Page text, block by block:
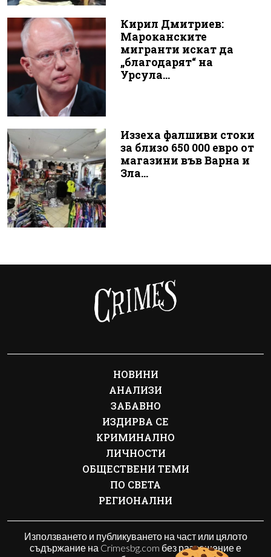
Кирил Дмитриев:
Мароканските
мигранти искат да
„благодарят“ на
Урсула...
Иззеха фалшиви стоки
за близо 650 000 евро от
магазини във Варна и
Зла...
НОВИНИ
АНАЛИЗИ
ЗАБАВНО
ИЗДИРВА СЕ
КРИМИНАЛНО
ЛИЧНОСТИ
ОБЩЕСТВЕНИ ТЕМИ
ПО СВЕТА
РЕГИОНАЛНИ
Използването и публикуването на част или цялото
съдържание на Crimesbg.com без разрешение е